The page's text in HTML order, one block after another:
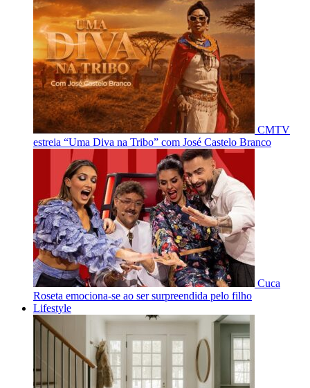
CMTV
estreia “Uma Diva na Tribo” com José Castelo Branco
Cuca
Roseta emociona-se ao ser surpreendida pelo filho
Lifestyle